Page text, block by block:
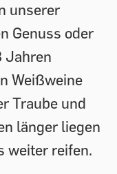
unserer
Genuss oder
Jahren
Weißweine
Traube und
länger liegen
weiter reifen.